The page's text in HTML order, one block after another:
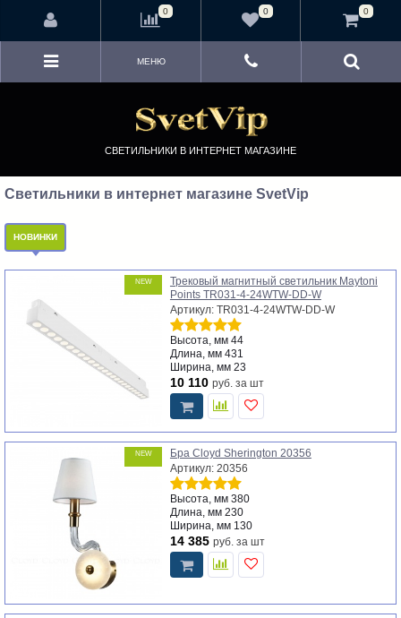
СВЕТИЛЬНИКИ В ИНТЕРНЕТ МАГАЗИНЕ
МЕНЮ
Светильники в интернет магазине SvetVip
НОВИНКИ
NEW
Трековый магнитный светильник Maytoni
Points TR031-4-24WTW-DD-W
Артикул: TR031-4-24WTW-DD-W
Высота, мм 44
Длина, мм 431
Ширина, мм 23
10 110 руб. за шт
NEW
Бра Cloyd Sherington 20356
Артикул: 20356
Высота, мм 380
Длина, мм 230
Ширина, мм 130
14 385 руб. за шт
0 0 0